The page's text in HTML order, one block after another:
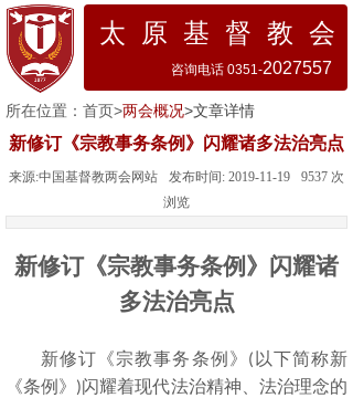
太 原 基 督 教 会
咨询电话 0351-2027557
所在位置： 首页>两会概况>文章详情
新修订《宗教事务条例》闪耀诸多法治亮点
来源:中国基督教两会网站 发布时间: 2019-11-19 9537 次
浏览
新修订《宗教事务条例》闪耀诸
多法治亮点
新修订《宗教事务条例》 ( 以下简称新
《条例》 )闪耀着现代法治精神、法治理念的